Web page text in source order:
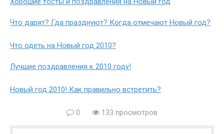
Что дарят? Гда празднуют? Когда отмечают Новый год?
Что одеть на Новый год 2010?
Лучшие поздравления к 2010 году!
Новый год 2010! Как правильно встретить?
0 133 просмотров